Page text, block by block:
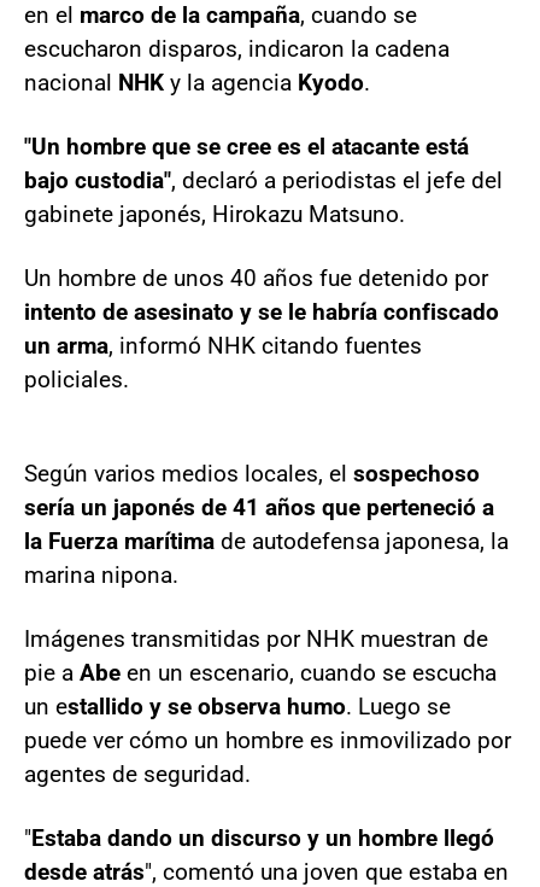
en el marco de la campaña, cuando se
escucharon disparos, indicaron la cadena
nacional NHK y la agencia Kyodo.
"Un hombre que se cree es el atacante está
bajo custodia", declaró a periodistas el jefe del
gabinete japonés, Hirokazu Matsuno.
Un hombre de unos 40 años fue detenido por
intento de asesinato y se le habría confiscado
un arma, informó NHK citando fuentes
policiales.
Según varios medios locales, el sospechoso
sería un japonés de 41 años que perteneció a
la Fuerza marítima de autodefensa japonesa, la
marina nipona.
Imágenes transmitidas por NHK muestran de
pie a Abe en un escenario, cuando se escucha
un estallido y se observa humo. Luego se
puede ver cómo un hombre es inmovilizado por
agentes de seguridad.
"Estaba dando un discurso y un hombre llegó
desde atrás", comentó una joven que estaba en